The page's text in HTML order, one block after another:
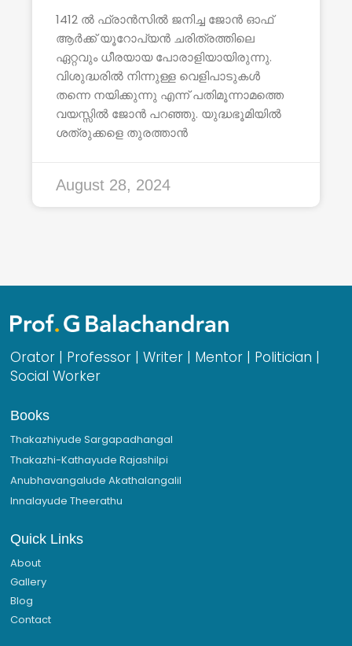
1412 ൽ ഫ്രാൻസിൽ ജനിച്ച ജോൻ ഓഫ്
ആർക്ക് യൂറോപ്യൻ ചരിത്രത്തിലെ
ഏറ്റവും ധീരയായ പോരാളിയായിരുന്നു.
വിശുദ്ധരിൽ നിന്നുള്ള വെളിപാടുകൾ
തന്നെ നയിക്കുന്നു എന്ന് പതിമൂന്നാമത്തെ
വയസ്സിൽ ജോൻ പറഞ്ഞു. യുദ്ധഭൂമിയിൽ
ശത്രുക്കളെ തുരത്താൻ
August 28, 2024
Orator | Professor | Writer | Mentor | Politician |
Social Worker
Books
Thakazhiyude Sargapadhangal
Thakazhi-Kathayude Rajashilpi
Anubhavangalude Akathalangalil
Innalayude Theerathu
Quick Links
About
Gallery
Blog
Contact